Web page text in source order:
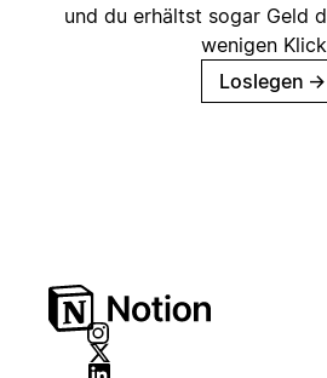
und du erhältst sogar Geld
wenigen
Loslegen →